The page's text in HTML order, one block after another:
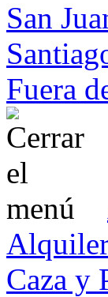
San
Fuera
Caza y